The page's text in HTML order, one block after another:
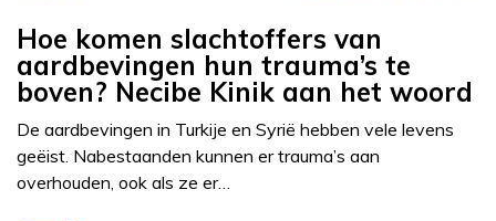
Hoe komen slachtoffers van
aardbevingen hun trauma’s te
boven? Necibe Kinik aan het woord
De aardbevingen in Turkije en Syrië hebben vele levens
geëist. Nabestaanden kunnen er trauma’s aan
overhouden, ook als ze er…